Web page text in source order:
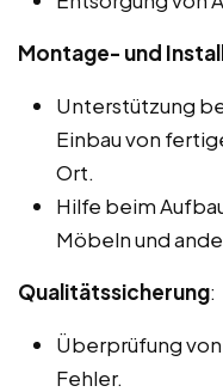
Montage- und
Unterstützung
Einbau von
Ort.
Hilfe beim
Möbeln und
Qualitätssicherung:
Überprüfung
Fehler.